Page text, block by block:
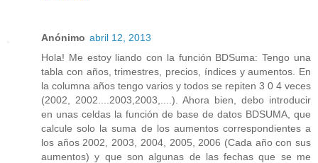
Anónimo abril 12, 2013
Hola! Me estoy liando con la función BDSuma: Tengo una
tabla con años, trimestres, precios, índices y aumentos. En
la columna años tengo varios y todos se repiten 3 0 4 veces
(2002, 2002....2003,2003,....). Ahora bien, debo introducir
en unas celdas la función de base de datos BDSUMA, que
calcule solo la suma de los aumentos correspondientes a
los años 2002, 2003, 2004, 2005, 2006 (Cada año con sus
aumentos) y que son algunas de las fechas que se me